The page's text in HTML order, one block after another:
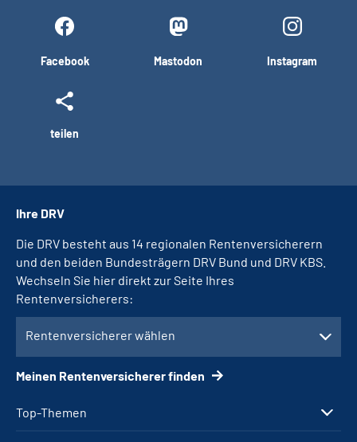
Facebook Mastodon Instagram
teilen
Top-Themen
Ihre DRV
Die DRV besteht aus 14 regionalen Rentenversicherern
und den beiden Bundesträgern DRV Bund und DRV KBS.
Wechseln Sie hier direkt zur Seite Ihres
Rentenversicherers:
Rentenversicherer wählen
Meinen Rentenversicherer finden